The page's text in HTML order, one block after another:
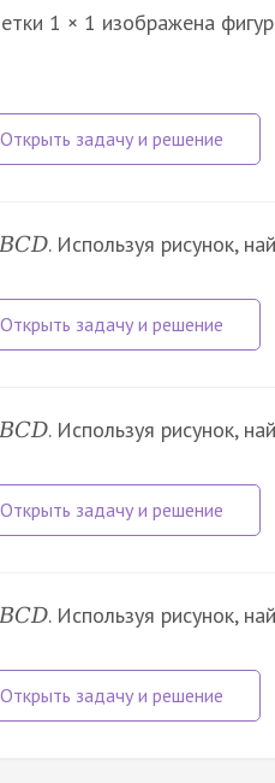
1 × 1 изображена
BCD. Используя рисунок,
BCD. Используя рисунок,
BCD. Используя рисунок,